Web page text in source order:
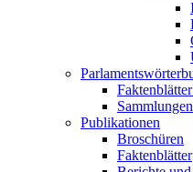
Publikationen
Broschüren
Faktenblätter